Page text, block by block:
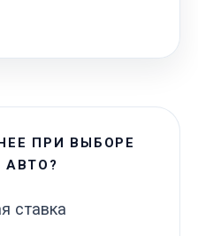
ПРИ ВЫБОРЕ
ставка